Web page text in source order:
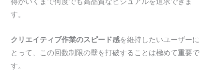
す。
クリエイティブ作業のスピード感を維持したいユーザーに
とって、この回数制限の壁を打破することは極めて重要で
す。